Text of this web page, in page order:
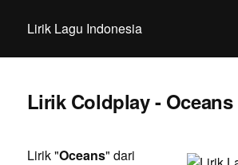
Lirik Lagu Indonesia
Lirik Coldplay - Oceans
Lirik "Oceans" dari